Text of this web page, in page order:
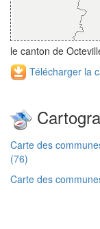
le canton de
Télécharger la
Carte des
(76)
Carte des